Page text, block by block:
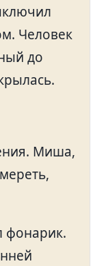
Человек
до
Миша,
фонарик.